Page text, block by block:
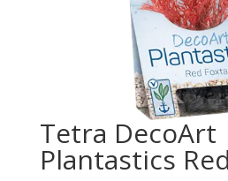
Tetra DecoArt
Plantastics